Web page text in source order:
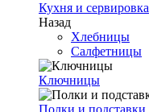
Кухня и сервировка
Назад
Хлебницы
Салфетницы
Ключницы
Полки и подставки